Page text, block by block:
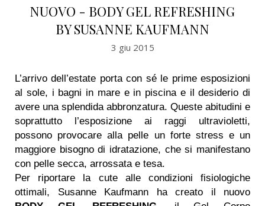
NUOVO - BODY GEL REFRESHING
BY SUSANNE KAUFMANN
3 giu 2015
L’arrivo dell’estate porta con sé le prime esposizioni
al sole, i bagni in mare e in piscina e il desiderio di
avere una splendida abbronzatura. Queste abitudini e
soprattutto l’esposizione ai raggi ultravioletti,
possono provocare alla pelle un forte stress e un
maggiore bisogno di idratazione, che si manifestano
con pelle secca, arrossata e tesa.
Per riportare la cute alle condizioni fisiologiche
ottimali, Susanne Kaufmann ha creato il nuovo